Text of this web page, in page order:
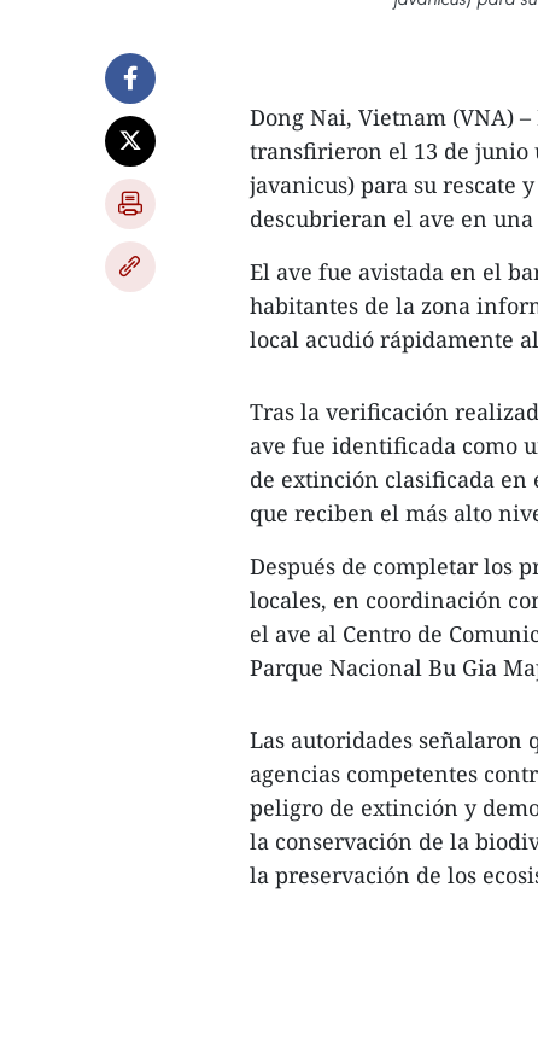
Dong Nai, Vietnam (VNA)
transfirieron el 13 de junio
javanicus) para su rescate
descubrieran el ave en
El ave fue avistada en el
habitantes de la zona
local acudió rápidamente
Tras la verificación
ave fue identificada como
de extinción clasificada en
que reciben el más alto
Después de completar los
locales, en coordinación
el ave al Centro de
Parque Nacional Bu Gia
Las autoridades señalaron
agencias competentes
peligro de extinción y
la conservación de la
la preservación de los